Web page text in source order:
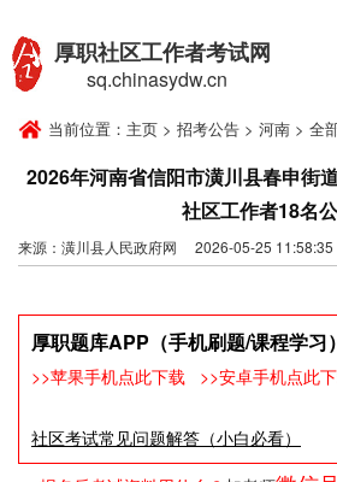
厚职社区工作者考试网
sq.chinasydw.cn
当前位置： 主页 > 招考公告 > 河南 > 全
2026年河南省信阳市潢川县春申街
社区工作者18名
来源：潢川县人民政府网 2026-05-25 11:58:35
厚职题库APP（手机刷题/课程学习
>>苹果手机点此下载 >>安卓手机点此
社区考试常见问题解答（小白必看）